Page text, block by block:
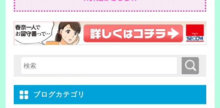
検索キーワード入力 検索
ブログカテゴリ